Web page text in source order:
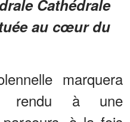
Cathédrale
au cœur du
marquera
rendu à une